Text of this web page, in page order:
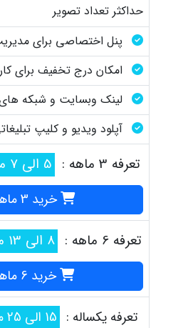
حداکثر تعداد تصویر
پنل اختصاصی برای
امکان درج تخفیف برای
لینک وبسایت و شبکه
آپلود ویدیو و کلیپ
تعرفه 3 ماهه : 5 الی 7 میلیون تومان
خرید 3 ماهه
تعرفه 6 ماهه : 8 الی 13 میلیون تومان
خرید 6 ماهه
تعرفه یکساله : 15 الی 25 میلیون تومان